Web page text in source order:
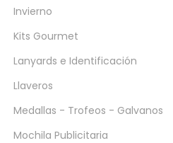
Invierno
Kits Gourmet
Lanyards e Identificación
Llaveros
Medallas - Trofeos - Galvanos
Mochila Publicitaria